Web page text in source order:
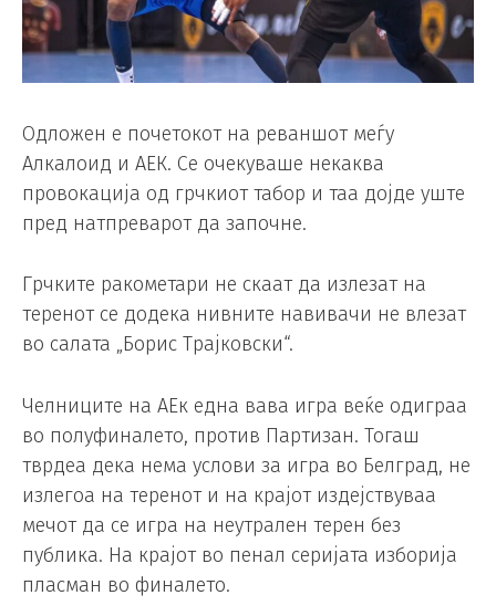
Одложен е почетокот на реваншот меѓу
Алкалоид и АЕК. Се очекуваше некаква
провокација од грчкиот табор и таа дојде уште
пред натпреварот да започне.
Грчките ракометари не скаат да излезат на
теренот се додека нивните навивачи не влезат
во салата „Борис Трајковски“.
Челниците на АЕк една вава игра веќе одиграа
во полуфиналето, против Партизан. Тогаш
тврдеа дека нема услови за игра во Белград, не
излегоа на теренот и на крајот издејствуваа
мечот да се игра на неутрален терен без
публика. На крајот во пенал серијата изборија
пласман во финалето.